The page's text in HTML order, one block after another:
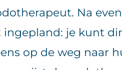
Na
ingepland: je kunt
op de weg naar